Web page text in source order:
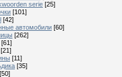
serie [25]
[101]
[42]
автомобили [60]
[262]
[61]
[21]
[11]
[35]
[50]